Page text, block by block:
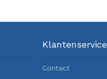
Klantenservice
Contact